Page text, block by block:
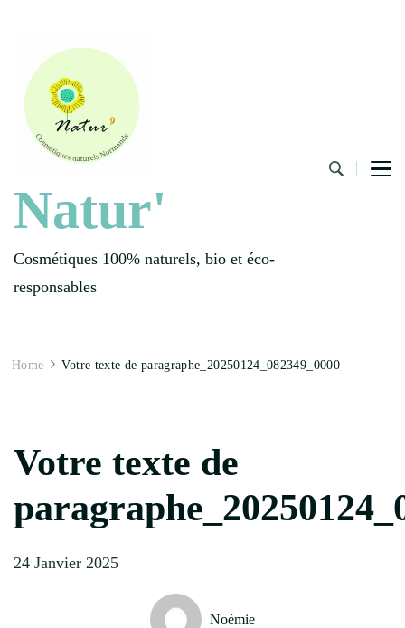
Natur'
Cosmétiques 100% naturels, bio et éco-
responsables
Home Votre texte de paragraphe_20250124_082349_0000
Votre texte de
24 Janvier 2025
Noémie